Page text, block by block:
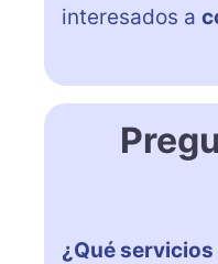
interesados a
¿Qué